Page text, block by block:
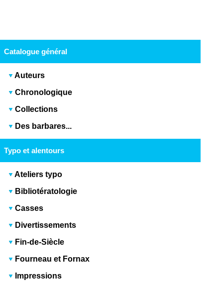
Catalogue général
Auteurs
Chronologique
Collections
Des barbares...
Typo et alentours
Ateliers typo
Bibliotératologie
Casses
Divertissements
Fin-de-Siècle
Fourneau et Fornax
Impressions